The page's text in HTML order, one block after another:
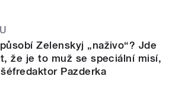
Zelenskyj „naživo“? Jde
že je to muž se speciální misí,
Pazderka